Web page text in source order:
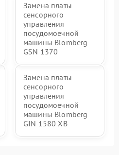
Замена платы
сенсорного
управления
посудомоечной
машины Blomberg
GSN 1370
Замена платы
сенсорного
управления
посудомоечной
машины Blomberg
GIN 1580 XB